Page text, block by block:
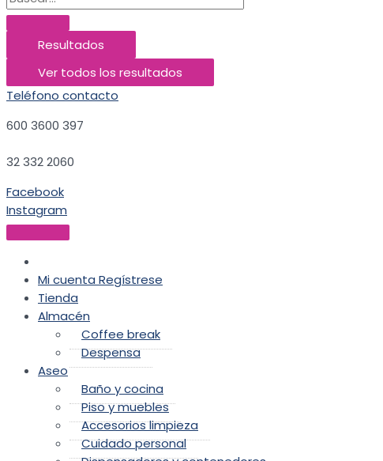
Resultados
Ver todos los resultados
Teléfono contacto
600 3600 397
32 332 2060
Facebook
Instagram
Mi cuenta Regístrese
Tienda
Almacén
Coffee break
Despensa
Aseo
Baño y cocina
Piso y muebles
Accesorios limpieza
Cuidado personal